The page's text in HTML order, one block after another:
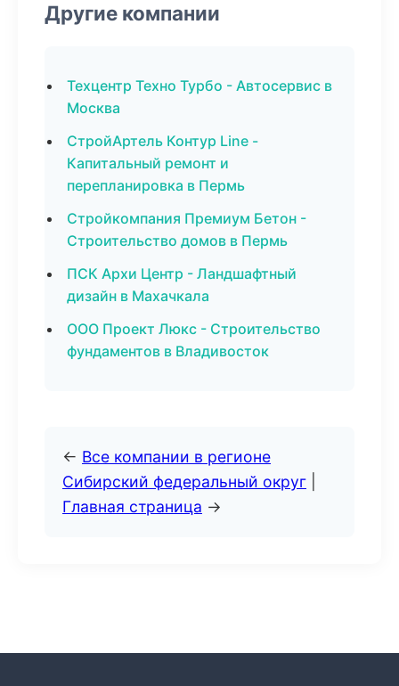
Другие компании
Техцентр Техно Турбо - Автосервис в
Москва
СтройАртель Контур Line -
Капитальный ремонт и
перепланировка в Пермь
Стройкомпания Премиум Бетон -
Строительство домов в Пермь
ПСК Архи Центр - Ландшафтный
дизайн в Махачкала
ООО Проект Люкс - Строительство
фундаментов в Владивосток
← Все компании в регионе
Сибирский федеральный округ
Главная страница →